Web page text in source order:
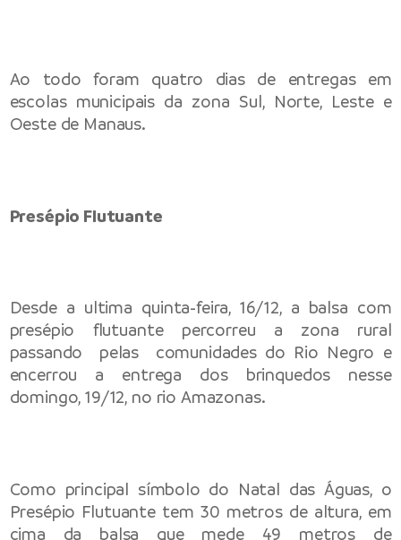
Ao todo foram quatro dias de entregas em
escolas municipais da zona Sul, Norte, Leste e
Oeste de Manaus.
Presépio Flutuante
Desde a ultima quinta-feira, 16/12, a balsa com
presépio flutuante percorreu a zona rural
passando pelas comunidades do Rio Negro e
encerrou a entrega dos brinquedos nesse
domingo, 19/12, no rio Amazonas.
Como principal símbolo do Natal das Águas, o
Presépio Flutuante tem 30 metros de altura, em
cima da balsa que mede 49 metros de